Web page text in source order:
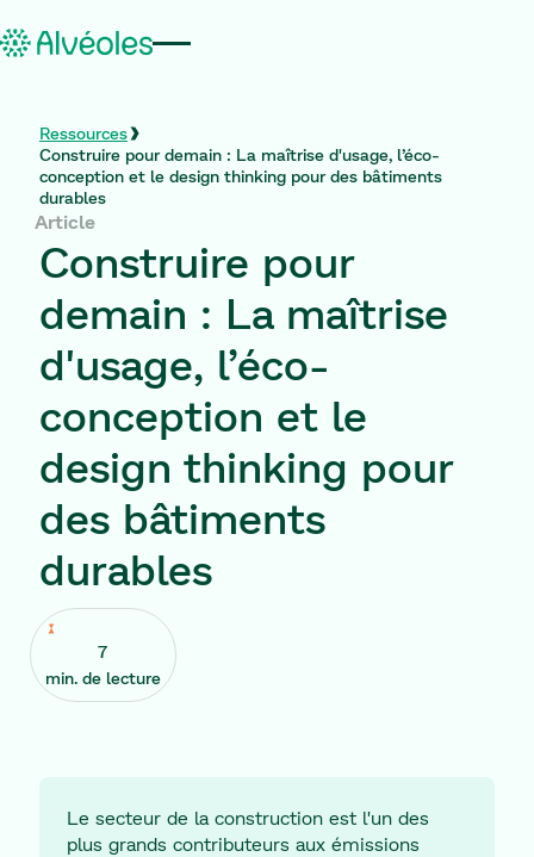
Ressources
Construire pour demain : La maîtrise d'usage, l’éco-
conception et le design thinking pour des bâtiments
durables
Article
Construire pour
demain : La maîtrise
d'usage, l’éco-
conception et le
design thinking pour
des bâtiments
durables
7
min. de lecture
Le secteur de la construction est l'un des
plus grands contributeurs aux émissions